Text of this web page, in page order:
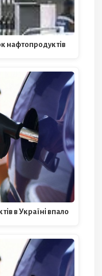
нафтопродуктів
в Україні впало